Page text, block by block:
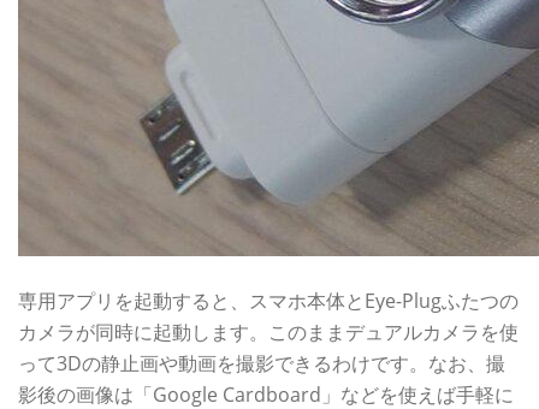
専用アプリを起動すると、スマホ本体とEye-Plugふたつの
カメラが同時に起動します。このままデュアルカメラを使
って3Dの静止画や動画を撮影できるわけです。なお、撮
影後の画像は「Google Cardboard」などを使えば手軽に